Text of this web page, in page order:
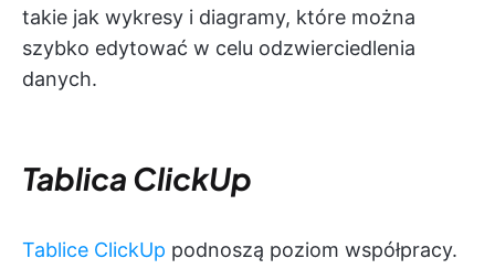
takie jak wykresy i diagramy, które można
szybko edytować w celu odzwierciedlenia
danych.
Tablica ClickUp
Tablice ClickUp podnoszą poziom współpracy.